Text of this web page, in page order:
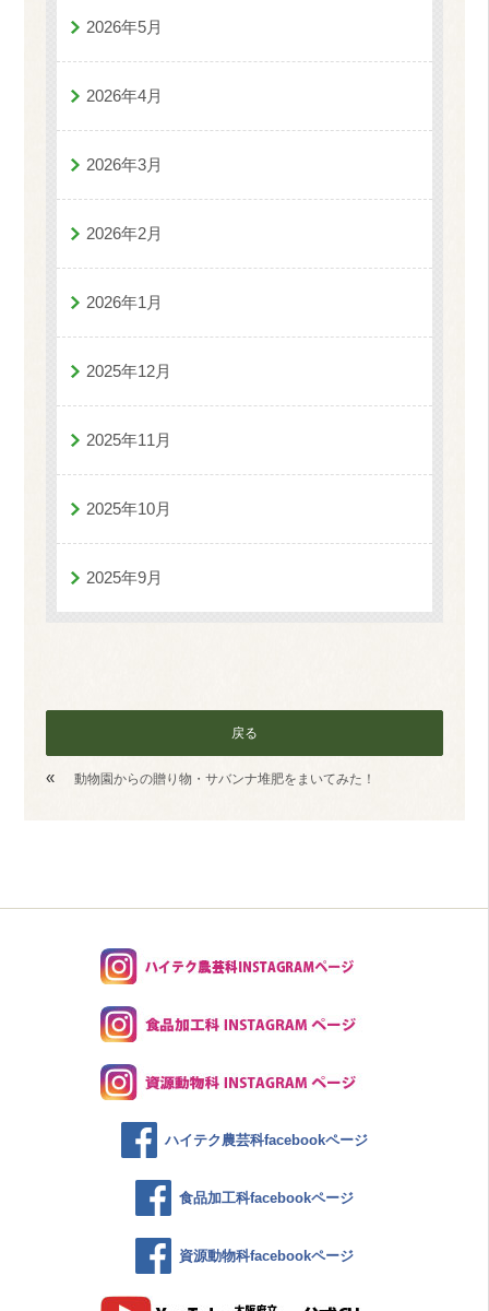
2026年5月
2026年4月
2026年3月
2026年2月
2026年1月
2025年12月
2025年11月
2025年10月
2025年9月
戻る
« 動物園からの贈り物・サバンナ堆肥をまいてみた！
ハイテク農芸科facebookページ
食品加工科facebookページ
資源動物科facebookページ